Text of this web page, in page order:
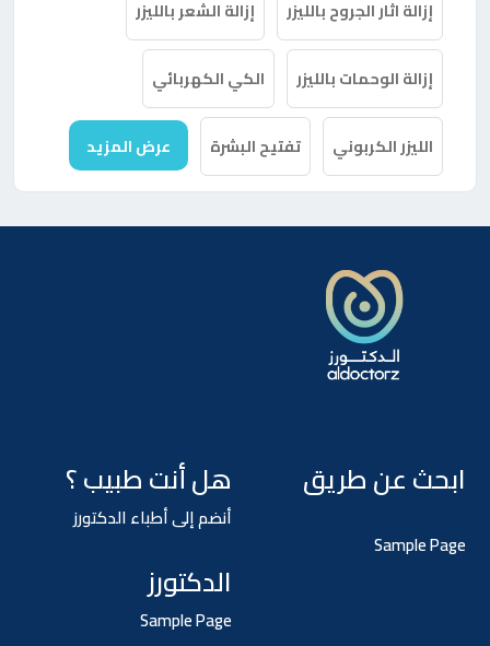
إزالة اثار الجروح بالليزر إزالة الشعر بالليزر
إزالة الوحمات بالليزر الكي الكهربائي
الليزر الكربوني تفتيح البشرة عرض المزيد
ابحث عن طريق
Sample Page
هل أنت طبيب ؟
أنضم إلى أطباء الدكتورز
الدكتورز
Sample Page